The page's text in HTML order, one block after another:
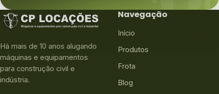
Há mais de 10 anos alugando
máquinas e equipamentos
para construção civil e
indústria.
Navegação
Início
Produtos
Frota
Blog